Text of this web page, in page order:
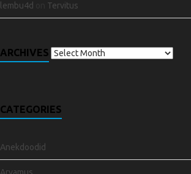
lembu4d Tervitus
ARCHIVES
CATEGORIES
Anekdoodid
Arvamus